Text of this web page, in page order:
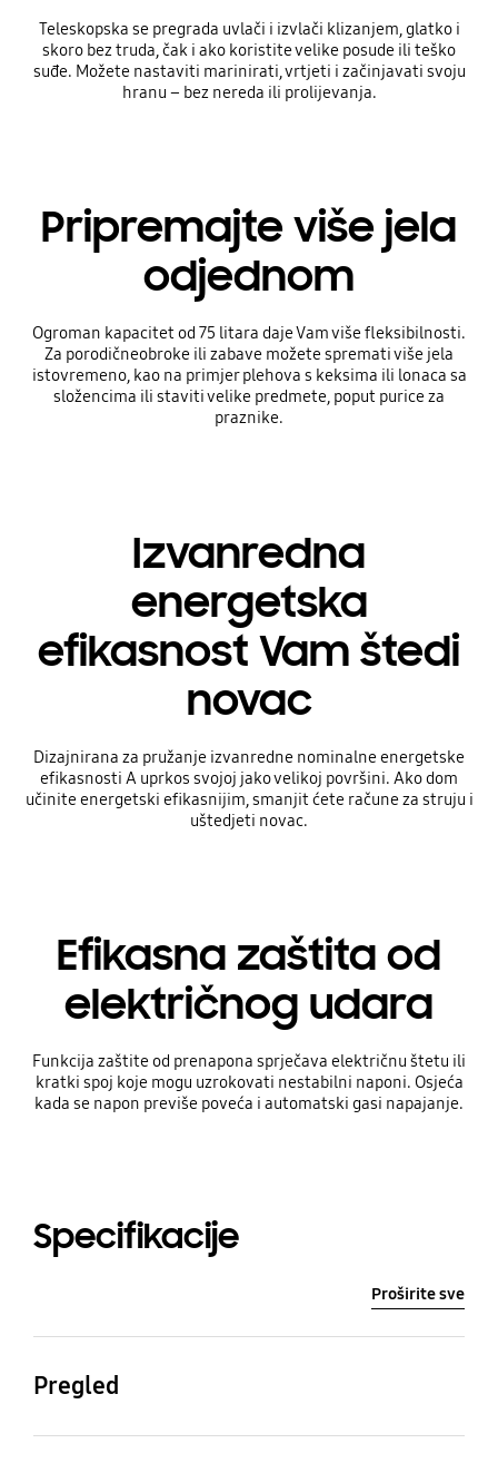
Teleskopska se pregrada uvlači i izvlači klizanjem, glatko i
skoro bez truda, čak i ako koristite velike posude ili teško
suđe. Možete nastaviti marinirati, vrtjeti i začinjavati svoju
hranu – bez nereda ili prolijevanja.
Pripremajte više jela
odjednom
Ogroman kapacitet od 75 litara daje Vam više fleksibilnosti.
Za porodičneobroke ili zabave možete spremati više jela
istovremeno, kao na primjer plehova s keksima ili lonaca sa
složencima ili staviti velike predmete, poput purice za
praznike.
Izvanredna
energetska
efikasnost Vam štedi
novac
Dizajnirana za pružanje izvanredne nominalne energetske
efikasnosti A uprkos svojoj jako velikoj površini. Ako dom
učinite energetski efikasnijim, smanjit ćete račune za struju i
uštedjeti novac.
Efikasna zaštita od
električnog udara
Funkcija zaštite od prenapona sprječava električnu štetu ili
kratki spoj koje mogu uzrokovati nestabilni naponi. Osjeća
kada se napon previše poveća i automatski gasi napajanje.
Specifikacije
Proširite sve
Pregled